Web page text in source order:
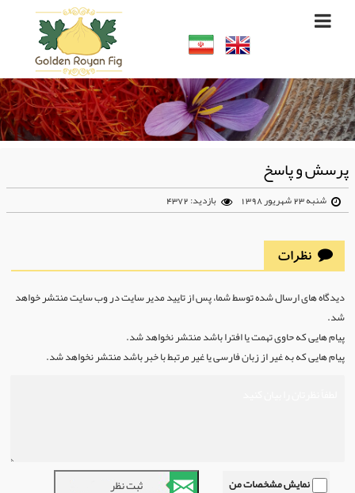
پرسش و پاسخ
شنبه 23 شهریور 1398 بازدید: 4372
نظرات
دیدگاه های ارسال شده توسط شما، پس از تایید مدیر سایت در وب سایت منتشر خواهد
شد.
پیام هایی که حاوی تهمت یا افترا باشد منتشر نخواهد شد.
پیام هایی که به غیر از زبان فارسی یا غیر مرتبط با خبر باشد منتشر نخواهد شد.
نمایش مشخصات من